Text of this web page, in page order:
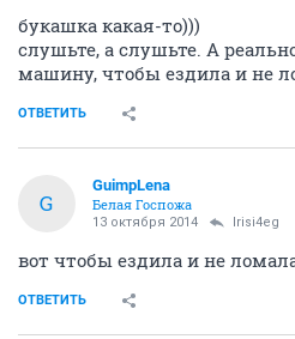
букашка какая-то)))
слушьте, а слушьте. А
машину, чтобы ездила и не
ОТВЕТИТЬ
G
GuimpLena
Белая Госпожа
13 октября 2014 Irisi4eg
вот чтобы ездила и не
ОТВЕТИТЬ